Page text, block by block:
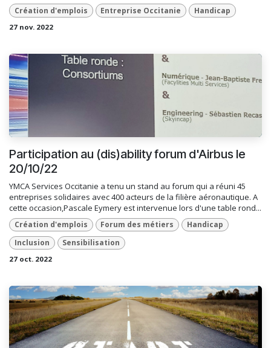
Création d'emplois Entreprise Occitanie Handicap
27 nov. 2022
Participation au (dis)ability forum d'Airbus le
20/10/22
YMCA Services Occitanie a tenu un stand au forum qui a réuni 45
entreprises solidaires avec 400 acteurs de la filière aéronautique. A
cette occasion,Pascale Eymery est intervenue lors d'une table rond...
Création d'emplois Forum des métiers
Handicap
Inclusion
Sensibilisation
27 oct. 2022